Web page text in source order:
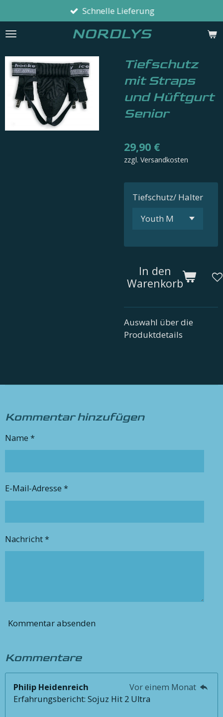
Hauptinhalt
springen
NORDLYS
Schnelle Lieferung
Tiefschutz
mit Straps
und Hüftgurt
Senior
29,90 €
zzgl. Versandkosten
Tiefschutz/ Halter
In den
Warenkorb
Auswahl über die
Produktdetails
Kommentar hinzufügen
Name *
E-Mail-Adresse *
Nachricht *
Kommentar absenden
Kommentare
Philip Heidenreich
Vor einem Monat
Erfahrungsbericht: Sojuz Hit 2 Ultra